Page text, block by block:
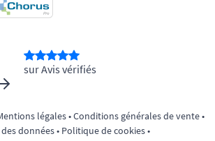
sur Avis vérifiés
légales•Conditions générales de vente•
données• Politique de cookies•